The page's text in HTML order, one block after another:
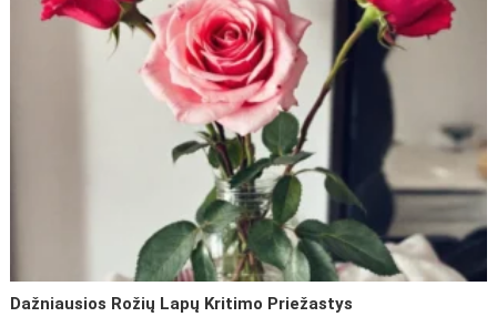
Dažniausios Rožių Lapų Kritimo Priežastys